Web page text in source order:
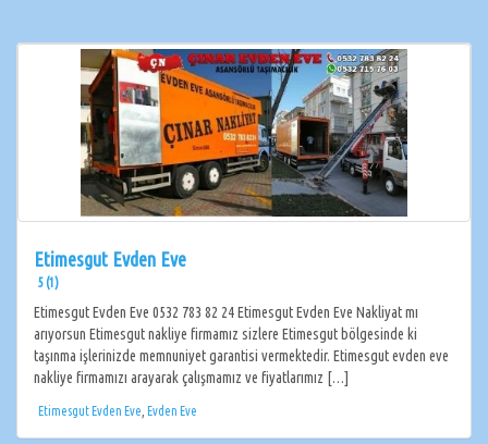
Etimesgut Evden Eve
5 (1)
Etimesgut Evden Eve 0532 783 82 24 Etimesgut Evden Eve Nakliyat mı
arıyorsun Etimesgut nakliye firmamız sizlere Etimesgut bölgesinde ki
taşınma işlerinizde memnuniyet garantisi vermektedir. Etimesgut evden eve
nakliye firmamızı arayarak çalışmamız ve fiyatlarımız […]
Etimesgut Evden Eve Evden Eve